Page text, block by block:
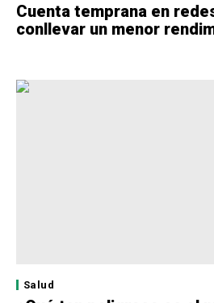
Cuenta temprana en
conllevar un menor
Salud